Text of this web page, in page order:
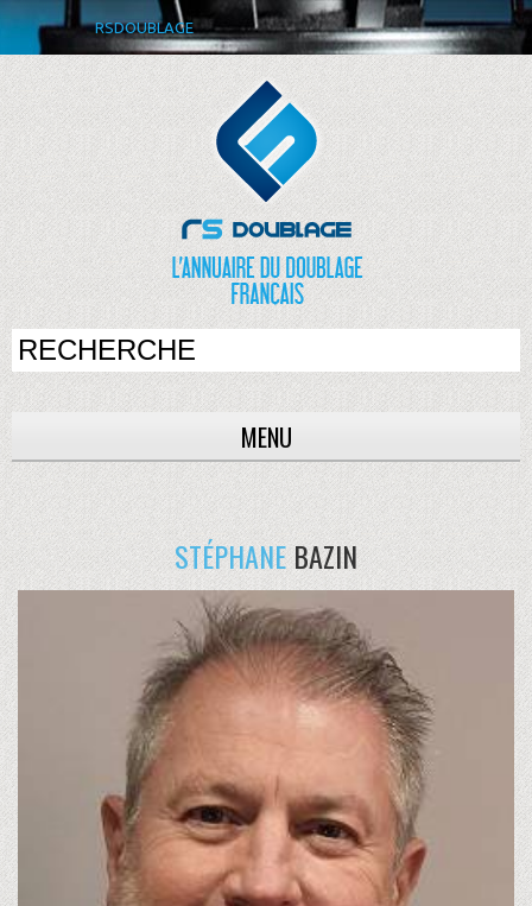
RSDOUBLAGE
MENU
STÉPHANEBAZIN